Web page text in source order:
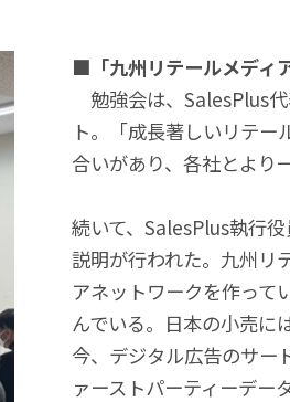
■「九州リテールメディ
勉強会は、SalesPlus
ト。「成長著しいリテ
合いがあり、各社とより
続いて、SalesPlus執行
説明が行われた。九州リ
アネットワークを作って
んでいる。日本の小売に
今、デジタル広告のサー
ァーストパーティーデー